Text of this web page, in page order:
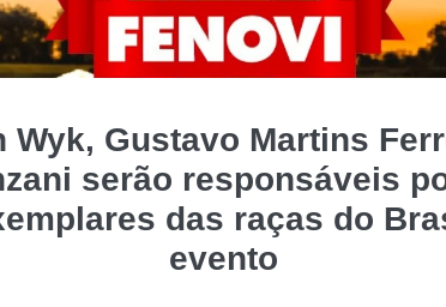
Wyk, Gustavo Martins
serão responsáveis
das raças do
evento